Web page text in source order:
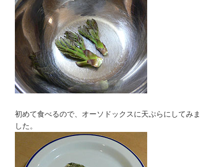
初めて食べるので、オーソドックスに天ぷらにしてみま
した。